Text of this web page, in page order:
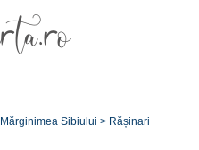
Mărginimea Sibiului > Rășinari